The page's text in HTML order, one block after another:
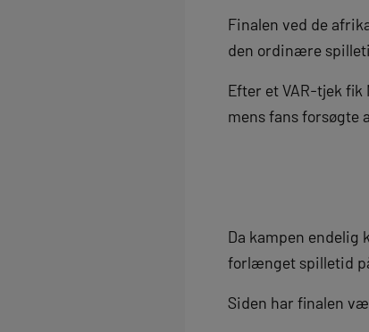
Finalen ved de
den ordinære
Efter et VAR-tjek
mens fans forsøgte
Da kampen endelig
forlænget spilletid
Siden har finalen